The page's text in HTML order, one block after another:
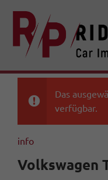
Das
verfügbar.
info
Volkswagen